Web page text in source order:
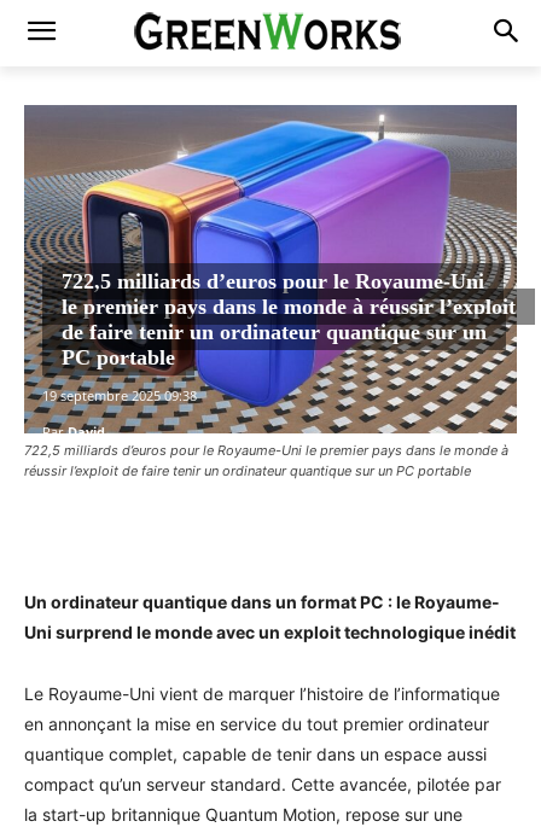
722,5 milliards d’euros pour le Royaume-Uni le premier pays dans le monde à
réussir l’exploit de faire tenir un ordinateur quantique sur un PC portable
722,5 milliards d’euros pour le Royaume-Uni
le premier pays dans le monde à réussir l’exploit
de faire tenir un ordinateur quantique sur un
PC portable
19 septembre 2025 09:38
Par David
Un ordinateur quantique dans un format PC : le Royaume-
Uni surprend le monde avec un exploit technologique inédit
Le Royaume-Uni vient de marquer l’histoire de l’informatique
en annonçant la mise en service du tout premier ordinateur
quantique complet, capable de tenir dans un espace aussi
compact qu’un serveur standard. Cette avancée, pilotée par
la start-up britannique Quantum Motion, repose sur une